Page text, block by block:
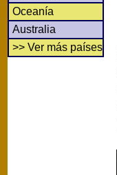
Oceanía
Australia
>> Ver más países